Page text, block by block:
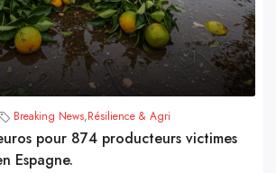
Breaking News,Résilience & Agri
pour 874 producteurs victimes
Espagne.